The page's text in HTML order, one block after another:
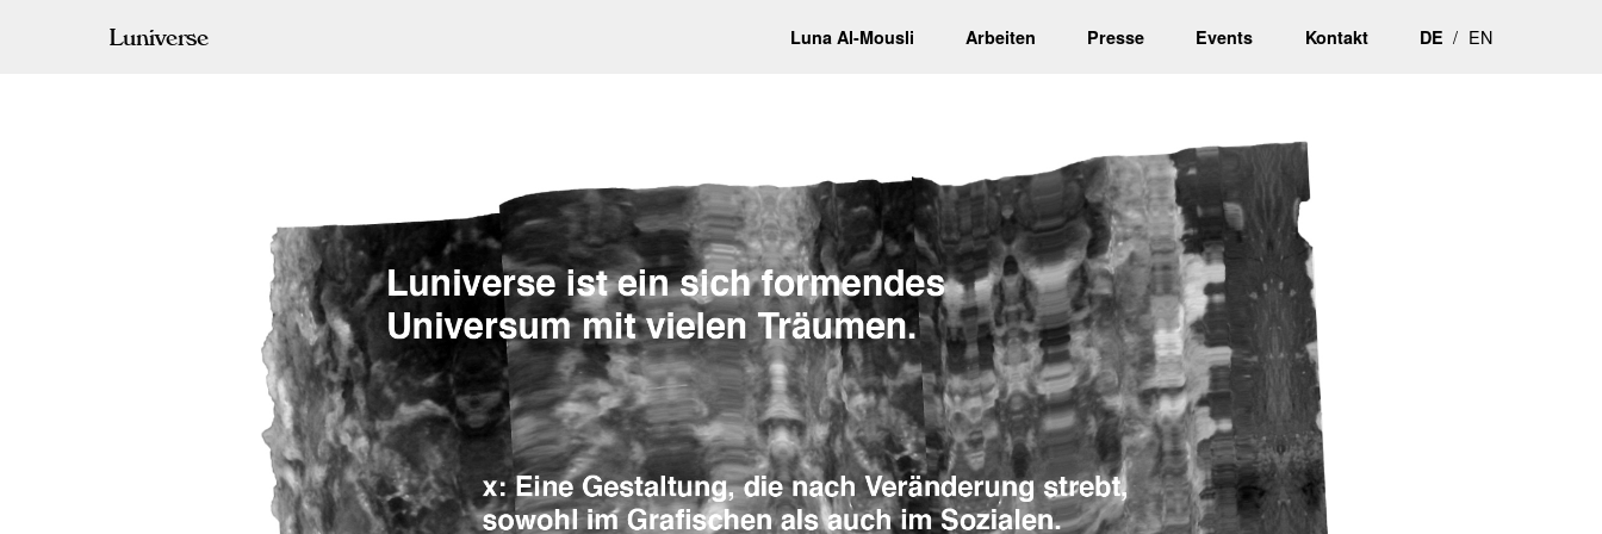
Luniverse Luna Al-Mousli Arbeiten Presse Events Kontakt DE EN